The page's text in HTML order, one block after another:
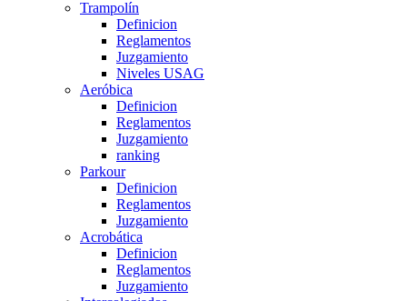
Trampolín
Definicion
Reglamentos
Juzgamiento
Niveles USAG
Aeróbica
Definicion
Reglamentos
Juzgamiento
ranking
Parkour
Definicion
Reglamentos
Juzgamiento
Acrobática
Definicion
Reglamentos
Juzgamiento